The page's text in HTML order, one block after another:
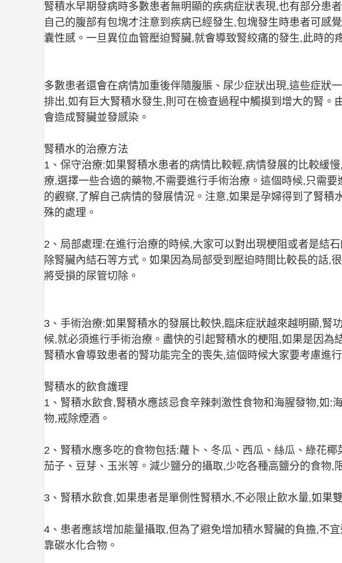
腎積水早期發病時多數患者無明顯的疾病症狀表現,也有部分患
自己的腹部有包塊才注意到疾病已經發生,包塊發生時患者可感
囊性感。一旦異位血管壓迫腎臟,就會導致腎絞痛的發生,此時的
多數患者還會在病情加重後伴隨腹脹、尿少症狀出現,這些症狀
排出,如有巨大腎積水發生,則可在檢查過程中觸摸到增大的腎
會造成腎臟並發感染。
腎積水的治療方法
1、保守治療:如果腎積水患者的病情比較輕,病情發展的比較緩
療,選擇一些合適的藥物,不需要進行手術治療。這個時候,只需
的觀察,了解自己病情的發展情況。注意,如果是孕婦得到了腎
殊的處理。
2、局部處理:在進行治療的時候,大家可以對出現梗阻或者是結
除腎臟內結石等方式。如果因為局部受到壓迫時間比較長的話,
將受損的尿管切除。
3、手術治療:如果腎積水的發展比較快,臨床症狀越來越明顯,腎
候,就必須進行手術治療。盡快的引起腎積水的梗阻,如果是因為
腎積水會導致患者的腎功能完全的喪失,這個時候大家要考慮進
腎積水的飲食護理
1、腎積水飲食,腎積水應該忌食辛辣刺激性食物和海腥發物,如:
物,戒除煙酒。
2、腎積水應多吃的食物包括:蘿卜、冬瓜、西瓜、絲瓜、綠花
茄子、豆芽、玉米等。減少鹽分的攝取,少吃各種高鹽分的食物,
3、腎積水飲食,如果患者是單側性腎積水,不必限止飲水量,如果
4、患者應該增加能量攝取,但為了避免增加積水腎臟的負擔,不
靠碳水化合物。